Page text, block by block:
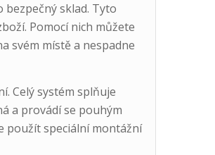
sklad. Tyto
Pomocí nich můžete
svém místě a nespadne
Celý systém splňuje
a provádí se pouhým
použít speciální montážní